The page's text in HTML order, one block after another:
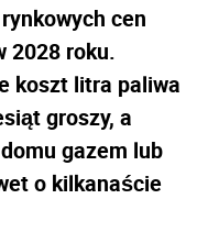
cen
2028 roku.
koszt litra paliwa
groszy, a
gazem lub
o kilkanaście